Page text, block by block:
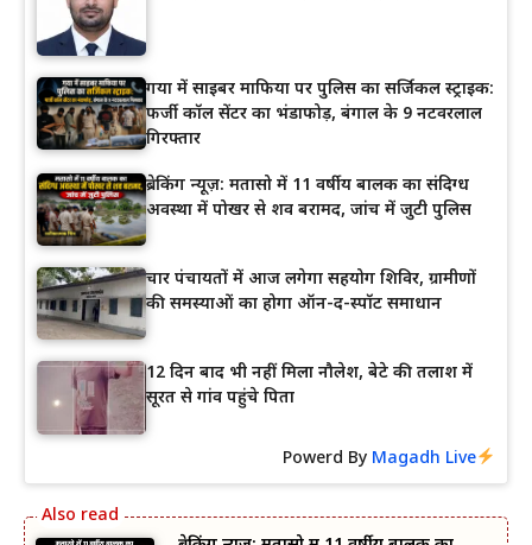
गया में साइबर माफिया पर पुलिस का सर्जिकल स्ट्राइक:
फर्जी कॉल सेंटर का भंडाफोड़, बंगाल के 9 नटवरलाल
गिरफ्तार
ब्रेकिंग न्यूज़: मतासो में 11 वर्षीय बालक का संदिग्ध
अवस्था में पोखर से शव बरामद, जांच में जुटी पुलिस
चार पंचायतों में आज लगेगा सहयोग शिविर, ग्रामीणों
की समस्याओं का होगा ऑन-द-स्पॉट समाधान
12 दिन बाद भी नहीं मिला नौलेश, बेटे की तलाश में
सूरत से गांव पहुंचे पिता
Powerd By Magadh Live